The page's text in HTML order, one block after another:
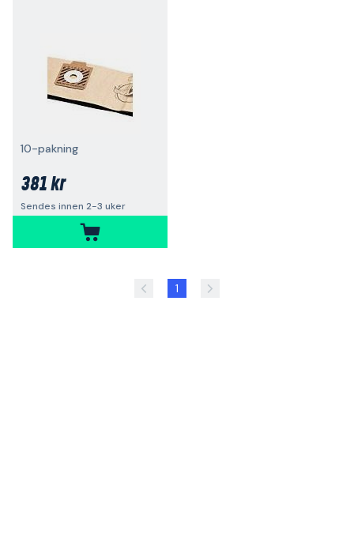
10-pakning
381 kr
Sendes innen 2-3 uker
1